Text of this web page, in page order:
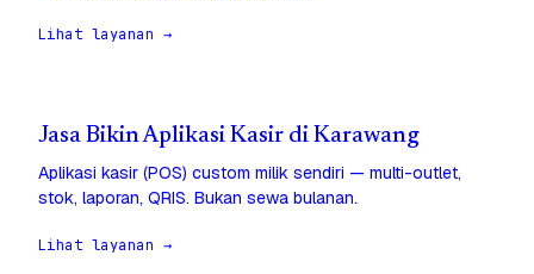
Lihat layanan →
Jasa Bikin Aplikasi Kasir di Karawang
Aplikasi kasir (POS) custom milik sendiri — multi-outlet,
stok, laporan, QRIS. Bukan sewa bulanan.
Lihat layanan →